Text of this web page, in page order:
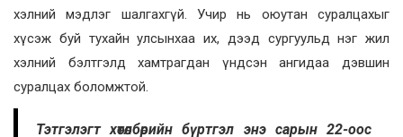
хэлний мэдлэг шалгахгүй. Учир нь оюутан суралцахыг
хүсэж буй тухайн улсынхаа их, дээд сургуульд нэг жил
хэлний бэлтгэлд хамтрагдан үндсэн ангидаа дэвшин
суралцах боломжтой.
Тэтгэлэгт хөтөлбөрийн бүртгэл энэ сарын 22-оос